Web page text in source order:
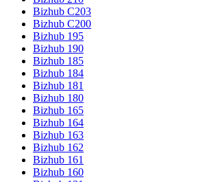
Bizhub C203
Bizhub C200
Bizhub 195
Bizhub 190
Bizhub 185
Bizhub 184
Bizhub 181
Bizhub 180
Bizhub 165
Bizhub 164
Bizhub 163
Bizhub 162
Bizhub 161
Bizhub 160